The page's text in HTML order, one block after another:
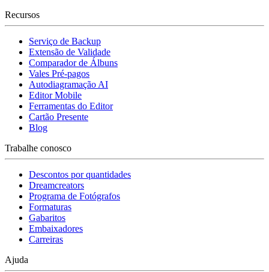
Recursos
Serviço de Backup
Extensão de Validade
Comparador de Álbuns
Vales Pré-pagos
Autodiagramação AI
Editor Mobile
Ferramentas do Editor
Cartão Presente
Blog
Trabalhe conosco
Descontos por quantidades
Dreamcreators
Programa de Fotógrafos
Formaturas
Gabaritos
Embaixadores
Carreiras
Ajuda